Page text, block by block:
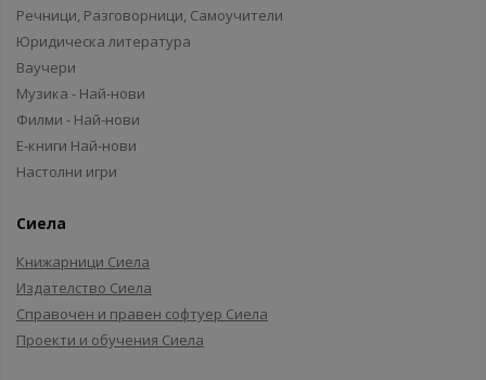
Речници, Разговорници, Самоучители
Юридическа литература
Ваучери
Музика - Най-нови
Филми - Най-нови
Е-книги Най-нови
Настолни игри
Сиела
Книжарници Сиела
Издателство Сиела
Справочен и правен софтуер Сиела
Проекти и обучения Сиела